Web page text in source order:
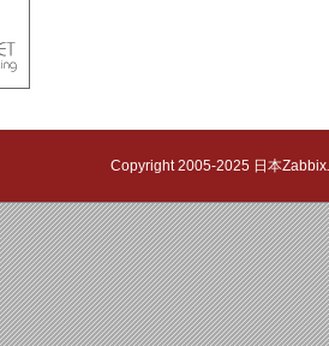
Copyright 2005-2025 日本